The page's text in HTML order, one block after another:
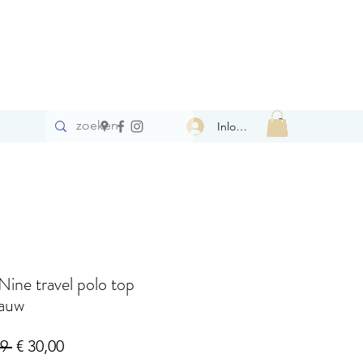
Inloggen
travel polo top
Normale
€ 30,00Verkoopprijs